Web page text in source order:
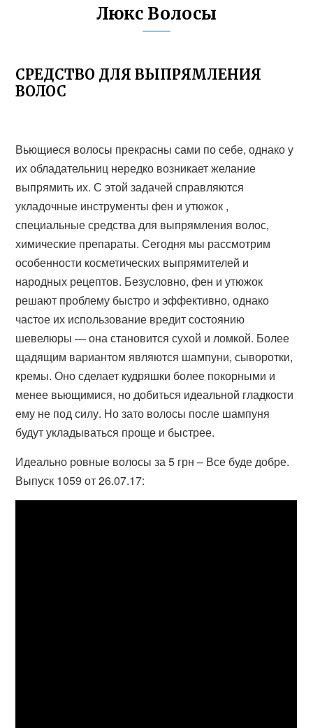
Люкс Волосы
СРЕДСТВО ДЛЯ ВЫПРЯМЛЕНИЯ
ВОЛОС
Вьющиеся волосы прекрасны сами по себе, однако у
их обладательниц нередко возникает желание
выпрямить их. С этой задачей справляются
укладочные инструменты фен и утюжок ,
специальные средства для выпрямления волос,
химические препараты. Сегодня мы рассмотрим
особенности косметических выпрямителей и
народных рецептов. Безусловно, фен и утюжок
решают проблему быстро и эффективно, однако
частое их использование вредит состоянию
шевелюры — она становится сухой и ломкой. Более
щадящим вариантом являются шампуни, сыворотки,
кремы. Оно сделает кудряшки более покорными и
менее вьющимися, но добиться идеальной гладкости
ему не под силу. Но зато волосы после шампуня
будут укладываться проще и быстрее.
Идеально ровные волосы за 5 грн – Все буде добре.
Выпуск 1059 от 26.07.17: